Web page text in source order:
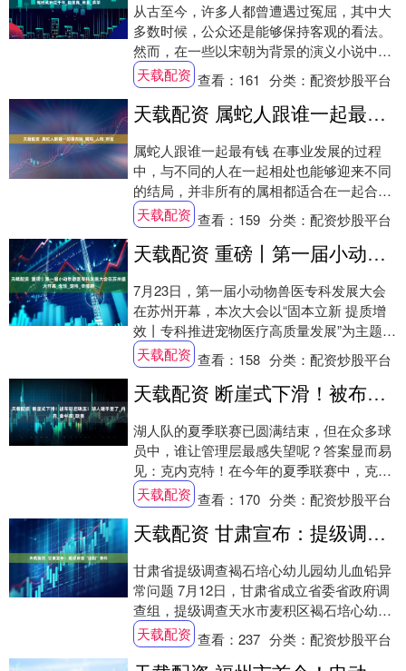
从古至今，许多人都曾遭遇过冤屈，其中大
多数时候，公众还是能够保持客观的看法。
然而，在一些以宋朝为背景的演义小说中，
却有一个人物的形象被彻底颠覆，这个人就
是历史上....
天载配资 查看： 161 分类：配资炒股平台
天载配资 属蛇人跟谁一起最有钱_属鸡_人和_财富
属蛇人跟谁一起最有钱 在事业发展的过程
中，与不同的人在一起相处也能够迎来不同
的结局，并非所有的属相都适合在一起合
作。那么，属蛇人跟谁一起最有钱? 1、属鸡
人 属....
天载配资 查看： 159 分类：配资炒股平台
天载配资 重磅丨第一届小动物兽医专科发展大会在苏州盛大开幕_先生_宠物_辛盛鹏
7月23日，第一届小动物兽医专科发展大会
在苏州开幕，本次大会以“固本立新 提质增
效丨专科推进宠物医疗高质量发展”为主题，
涵盖16个专科课程及数字化与AI驱动宠物....
天载配资 查看： 158 分类：配资炒股平台
天载配资 断崖式下滑！被布朗尼碾压！湖人砸手里了_内克_命中率_联赛
湖人队的夏季联赛已圆满结束，但在众多球
员中，谁让管理层最感失望呢？答案显而易
见：克内克特！在今年的夏季联赛中，克内
克特参与了6场比赛，平均每场出战27.6分
钟，....
天载配资 查看： 170 分类：配资炒股平台
天载配资 甘肃宣布：提级调查“血铅”事件
甘肃省提级调查褐石培心幼儿园幼儿血铅异
常问题 7月12日，甘肃省成立省委省政府调
查组，提级调查天水市麦积区褐石培心幼儿
园幼儿血铅异常问题。调查组由省委省政府
主要....
天载配资 查看：237 分类：配资炒股平台